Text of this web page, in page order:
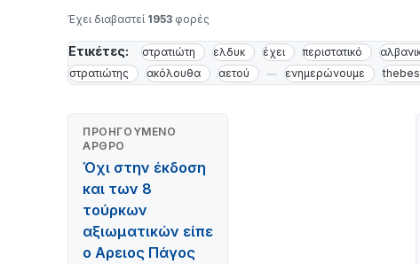
Έχει διαβαστεί 1953 φορές
Ετικέτες: στρατιώτη ελδυκ έχει περιστατικό
στρατιώτης
ακόλουθα αετού ενημερώνουμε
ΠΡΟΗΓΟΎΜΕΝΟ
ΆΡΘΡΟ
Όχι στην έκδοση
και των 8
τούρκων
αξιωματικών είπε
ο Αρειος Πάγος